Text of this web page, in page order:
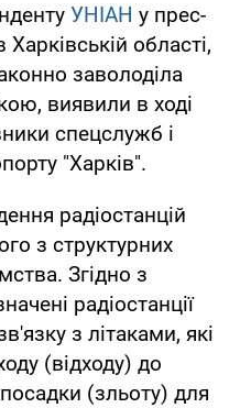
УНІАН у прес-
області,
заволоділа
виявили в ході
спецслужб і
"Харків".
радіостанцій
з структурних
Згідно з
радіостанції
з літаками, які
(відходу) до
(зльоту) для